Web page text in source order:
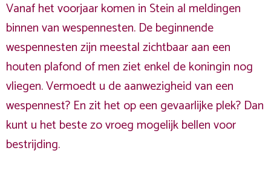
Vanaf het voorjaar komen in Stein al meldingen
binnen van wespennesten. De beginnende
wespennesten zijn meestal zichtbaar aan een
houten plafond of men ziet enkel de koningin nog
vliegen. Vermoedt u de aanwezigheid van een
wespennest? En zit het op een gevaarlijke plek? Dan
kunt u het beste zo vroeg mogelijk bellen voor
bestrijding.